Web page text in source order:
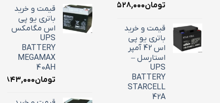
تومان۲۲,۵۲۸,۰۰۰
قیمت و خرید
باتری یو پی
اس 42 آمپر
استارسل –
UPS
BATTERY
STARCELL
42A
قیمت و خرید
باتری یو پی
اس مگامکس
UPS
BATTERY
MEGAMAX
40AH
تومان